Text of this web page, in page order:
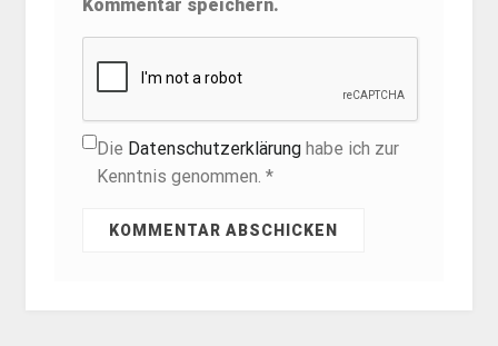
Kommentar speichern.
Die Datenschutzerklärunghabe ich zur
Kenntnis genommen. *